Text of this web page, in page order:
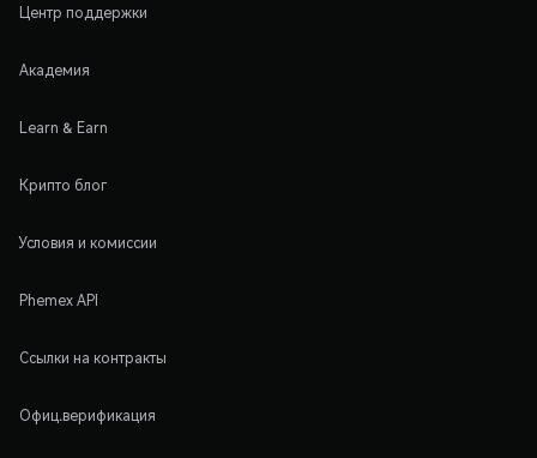
Центр поддержки
Академия
Learn & Earn
Крипто блог
Условия и комиссии
Phemex API
Ссылки на контракты
Офиц.верификация